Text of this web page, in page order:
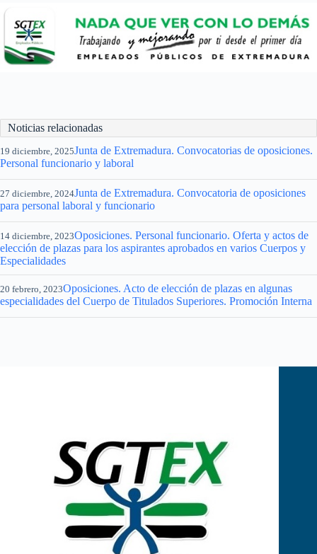
Noticias relacionadas
19 diciembre, 2025Junta de Extremadura. Convocatorias de oposiciones.
Personal funcionario y laboral
27 diciembre, 2024Junta de Extremadura. Convocatoria de oposiciones
para personal laboral y funcionario
14 diciembre, 2023Oposiciones. Personal funcionario. Oferta y actos de
elección de plazas para los aspirantes aprobados en varios Cuerpos y
Especialidades
20 febrero, 2023Oposiciones. Acto de elección de plazas en algunas
especialidades del Cuerpo de Titulados Superiores. Promoción Interna